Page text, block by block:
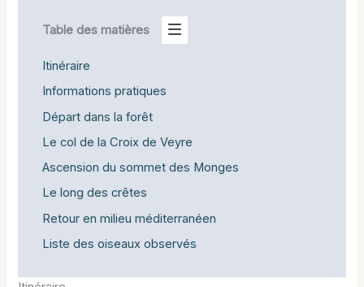
Table des matières
Itinéraire
Informations pratiques
Départ dans la forêt
Le col de la Croix de Veyre
Ascension du sommet des Monges
Le long des crêtes
Retour en milieu méditerranéen
Liste des oiseaux observés